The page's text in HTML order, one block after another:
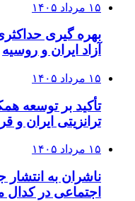
۱۵ مرداد ۱۴۰۵
بهره گیری
آزاد ایران و روسیه
۱۵ مرداد ۱۴۰۵
تأکید بر توسعه
ترانزیتی ایران و
۱۵ مرداد ۱۴۰۵
ناشران به
اجتماعی در